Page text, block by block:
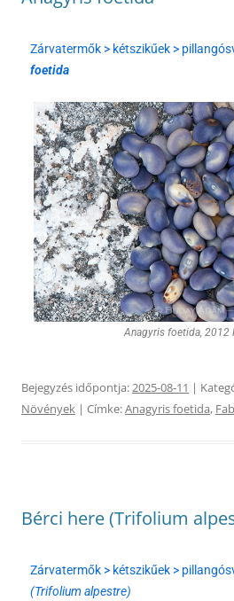
Zárvatermők > kétszikűek >
foetida
Anagyris foetida, 2012
Bejegyzés időpontja:2025-08-11 |
Növények | Címke:Anagyris foetida,
Bérci here (Trifolium
Zárvatermők > kétszikűek >
(Trifolium alpestre)